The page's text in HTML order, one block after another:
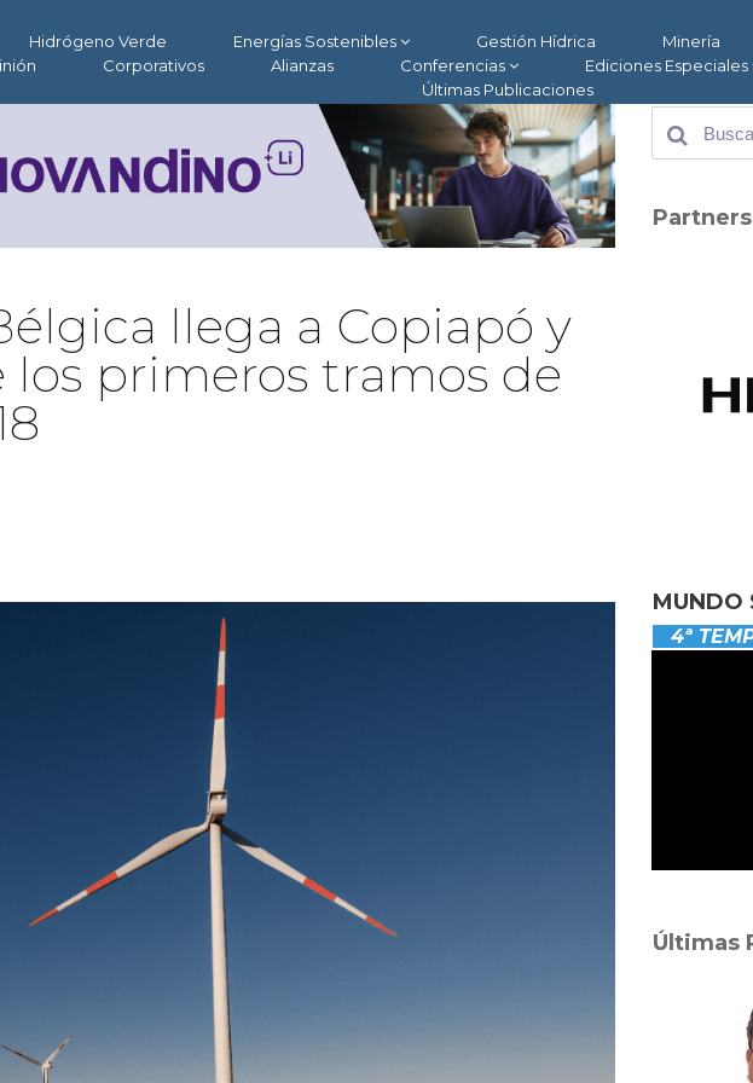
Hidrógeno Verde Energías Sostenibles Gestión Hídrica Minería
Corporativos Alianzas Conferencias Ediciones Especiales
Últimas Publicaciones
llega a Copiapó y
primeros tramos de
Partners
MUNDO
4ª
Últimas